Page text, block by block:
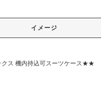
イメージ
ス 機内持込可スーツケース★★